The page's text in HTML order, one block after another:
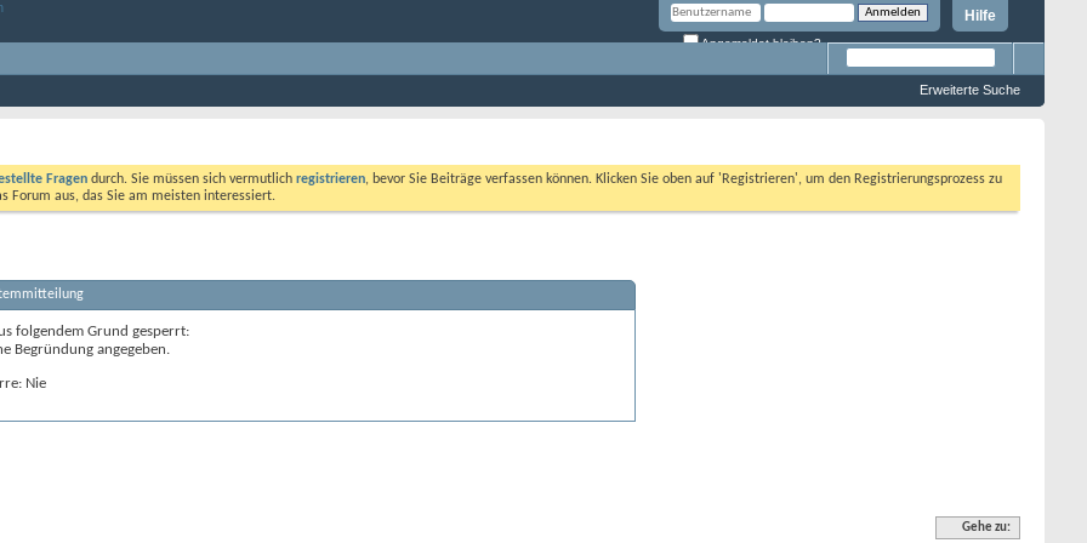
Hilfe
Angemeldet bleiben?
Erweiterte Suche
Fragen durch. Sie müssen sich vermutlich registrieren, bevor Sie Beiträge verfassen können. Klicken Sie oben auf 'Registrieren', um den Registrierungsprozess zu
Forum aus, das Sie am meisten interessiert.
folgendem Grund gesperrt:
Begründung angegeben.
Nie
Gehe zu: